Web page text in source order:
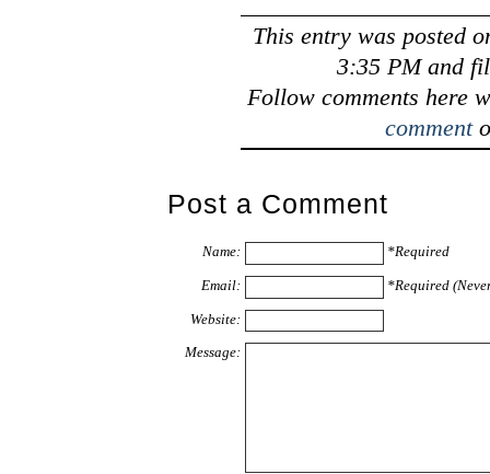
This entry was posted
3:35 PM and
Follow comments here
comment
Post a Comment
Name: *Required
Email: *Required
Website:
Message: